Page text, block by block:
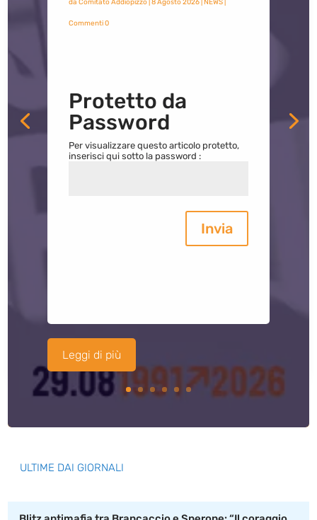
da Comitato Addiopizzo| 8 Agosto 2026| NEWS|
Commenti 0
Protetto da
Password
Per visualizzare questo articolo protetto,
inserisci qui sotto la password :
Invia
Leggi di più
ULTIME DAI GIORNALI